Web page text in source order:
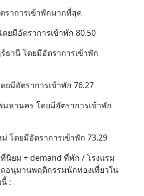
ราการเข้าพักมากที่สุด
ยมีอัตราการเข้าพัก 80.50
ธานี โดยมีอัตราการเข้าพัก
ยมีอัตราการเข้าพัก 76.27
มหานคร โดยมีอัตราการเข้าพัก
ม่ โดยมีอัตราการเข้าพัก 73.29
นิยม + demand ที่พัก / โรงแรม
อนุมานพฤติกรรมนักท่องเที่ยวใน
: